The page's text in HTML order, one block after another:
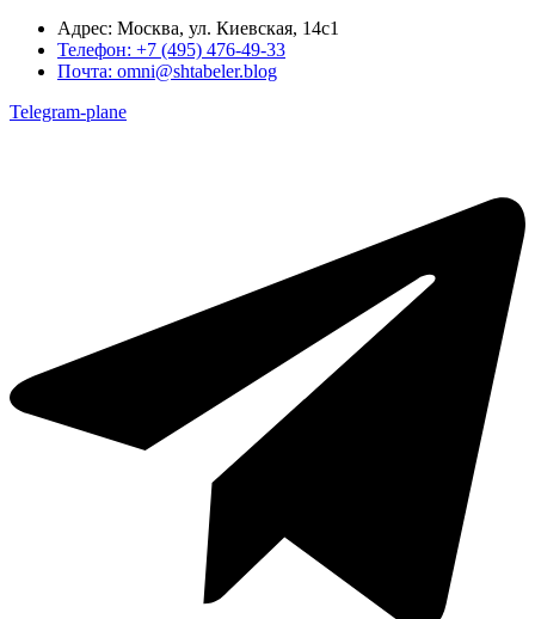
Адрес: Москва, ул. Киевская, 14с1
Телефон: +7 (495) 476-49-33
Почта: omni@shtabeler.blog
Telegram-plane